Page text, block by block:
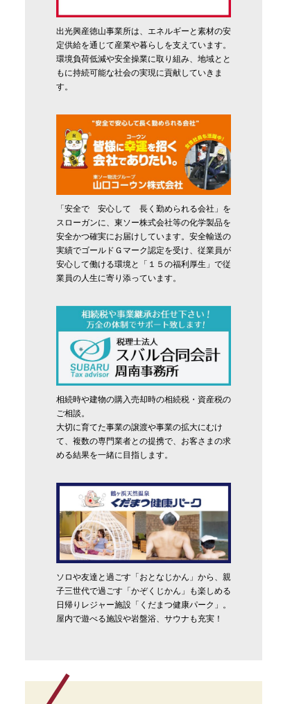
出光興産徳山事業所は、エネルギーと素材の安
定供給を通じて産業や暮らしを支えています。
環境負荷低減や安全操業に取り組み、地域とと
もに持続可能な社会の実現に貢献していきま
す。
「安全で 安心して 長く勤められる会社」を
スローガンに、東ソー株式会社等の化学製品を
安全かつ確実にお届けしています。安全輸送の
実績でゴールドＧマーク認定を受け、従業員が
安心して働ける環境と「１５の福利厚生」で従
業員の人生に寄り添っています。
相続時や建物の購入売却時の相続税・資産税の
ご相談。
大切に育てた事業の譲渡や事業の拡大にむけ
て、複数の専門業者との提携で、お客さまの求
める結果を一緒に目指します。
ソロや友達と過ごす「おとなじかん」から、親
子三世代で過ごす「かぞくじかん」も楽しめる
日帰りレジャー施設「くだまつ健康パーク」。
屋内で遊べる施設や岩盤浴、サウナも充実！